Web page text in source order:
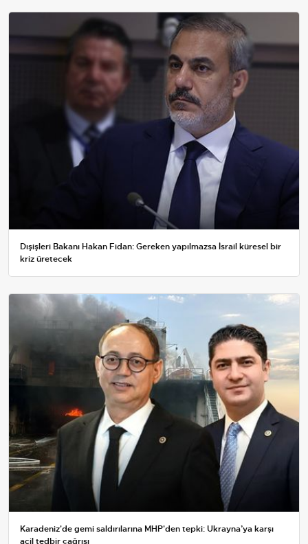
Dışişleri Bakanı Hakan Fidan: Gereken yapılmazsa İsrail küresel bir
kriz üretecek
Karadeniz'de gemi saldırılarına MHP'den tepki: Ukrayna’ya karşı
acil tedbir çağrısı